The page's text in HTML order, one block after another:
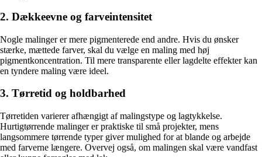
2. Dækkeevne og farveintensitet
Nogle malinger er mere pigmenterede end andre. Hvis du ønsker
stærke, mættede farver, skal du vælge en maling med høj
pigmentkoncentration. Til mere transparente eller lagdelte effekter kan
en tyndere maling være ideel.
3. Tørretid og holdbarhed
Tørretiden varierer afhængigt af malingstype og lagtykkelse.
Hurtigtørrende malinger er praktiske til små projekter, mens
langsommere tørrende typer giver mulighed for at blande og arbejde
med farverne længere. Overvej også, om malingen skal være vandfast